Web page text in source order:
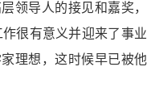
领导人的接见和嘉奖，
很有意义并迎来了事业
理想，这时候早已被他